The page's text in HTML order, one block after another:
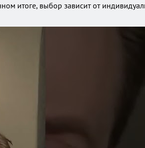
итоге, выбор зависит от